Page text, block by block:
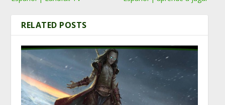
RELATED POSTS